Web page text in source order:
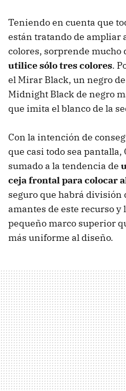
Teniendo en cuenta que
están tratando de ampliar
colores, sorprende mucho
utilice sólo tres colores.
el Mirar Black, un negro
Midnight Black de negro
que imita el blanco de la
Con la intención de
que casi todo sea pantalla,
sumado a la tendencia de
ceja frontal para colocar
seguro que habrá división
amantes de este recurso
pequeño marco superior
más uniforme al diseño.